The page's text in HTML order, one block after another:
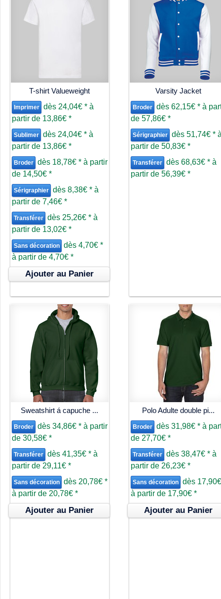
T-shirt Valueweight
Imprimer dès 24,04€ * à
partir de 13,86€ *
Sublimer dès 24,04€ * à
partir de 13,86€ *
Broder dès 18,78€ * à partir
de 14,50€ *
Sérigraphier dès 8,38€ * à
partir de 7,46€ *
Transférer dès 25,26€ * à
partir de 13,02€ *
Sans décoration dès 4,70€ *
à partir de 4,70€ *
Ajouter au Panier
Varsity Jacket
Broder dès 62,15€ * à
de 57,86€ *
Sérigraphier dès 51,74€ *
partir de 50,83€ *
Transférer dès 68,63€ * à
partir de 56,39€ *
Sweatshirt á capuche ...
Broder dès 34,86€ * à partir
de 30,58€ *
Transférer dès 41,35€ * à
partir de 29,11€ *
Sans décoration dès 20,78€ *
à partir de 20,78€ *
Ajouter au Panier
Polo Adulte double pi...
Broder dès 31,98€ * à
de 27,70€ *
Transférer dès 38,47€ * à
partir de 26,23€ *
Sans décoration dès
à partir de 17,90€ *
Ajouter au Panier